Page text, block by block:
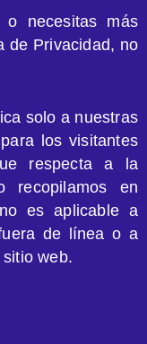
o necesitas más
de Privacidad, no
solo a nuestras
los visitantes
respecta a la
recopilamos en
es aplicable a
de línea o a
web.